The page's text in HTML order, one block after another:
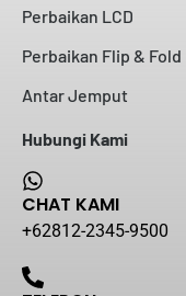
Perbaikan LCD
Perbaikan Flip & Fold
Antar Jemput
Hubungi Kami
CHAT KAMI
+62812-2345-9500